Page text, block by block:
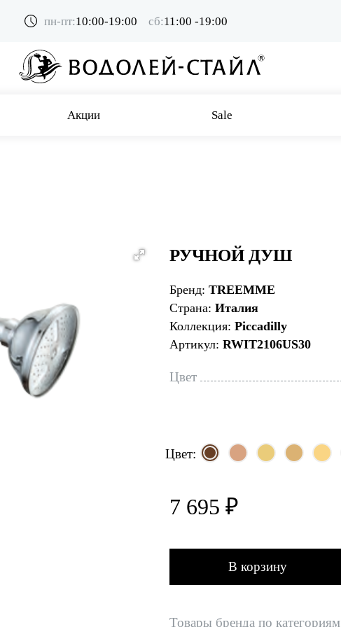
пн-пт:10:00-19:00 сб:11:00 -19:00
Акции Sale
РУЧНОЙ ДУШ
Бренд: TREEMME
Страна: Италия
Коллекция: Piccadilly
Артикул: RWIT2106US30
Цвет
Цвет:
7 695 ₽
В корзину
Товары бренда по категориям